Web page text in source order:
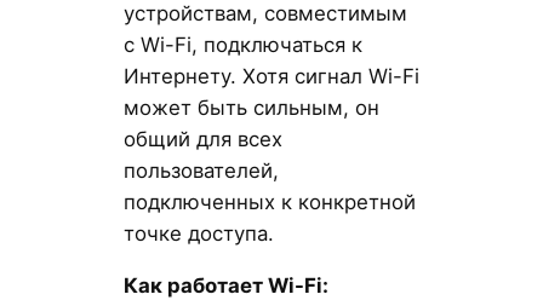
устройствам, совместимым
с Wi-Fi, подключаться к
Интернету. Хотя сигнал Wi-Fi
может быть сильным, он
общий для всех
пользователей,
подключенных к конкретной
точке доступа.
Как работает Wi-Fi: